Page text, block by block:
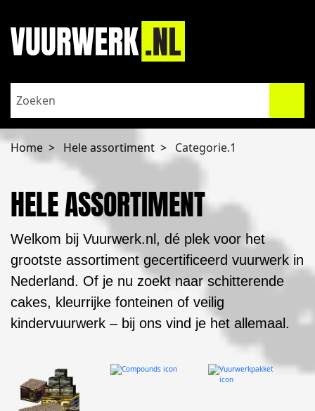
Home Hele assortiment Categorie.1
HELE ASSORTIMENT
Welkom bij Vuurwerk.nl, dé plek voor het
grootste assortiment gecertificeerd vuurwerk in
Nederland. Of je nu zoekt naar schitterende
cakes, kleurrijke fonteinen of veilig
kindervuurwerk – bij ons vind je het allemaal.